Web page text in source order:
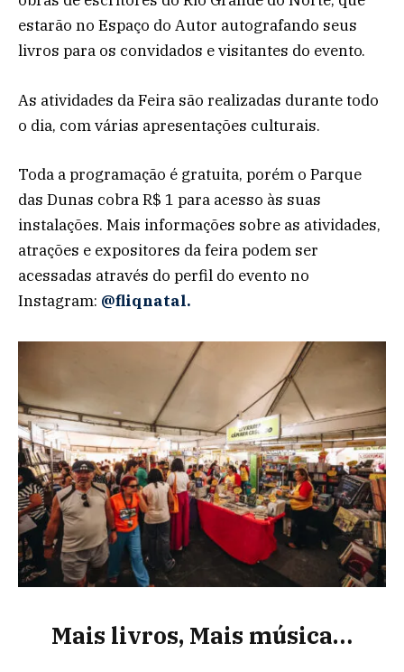
estarão no Espaço do Autor autografando seus
livros para os convidados e visitantes do evento.
As atividades da Feira são realizadas durante todo
o dia, com várias apresentações culturais.
Toda a programação é gratuita, porém o Parque
das Dunas cobra R$ 1 para acesso às suas
instalações. Mais informações sobre as atividades,
atrações e expositores da feira podem ser
acessadas através do perfil do evento no
Instagram: @fliqnatal.
Mais livros, Mais música…